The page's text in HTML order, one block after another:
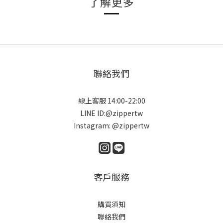
聯絡我們
線上客服 14:00-22:00
LINE ID:@zippertw
Instagram: @zippertw
客戶服務
購買須知
聯絡我們